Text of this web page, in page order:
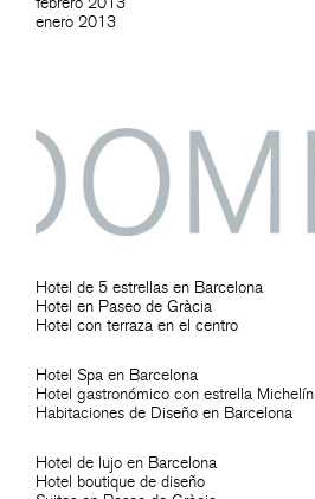
enero 2013
Hotel de 5 estrellas en Barcelona
Hotel en Paseo de Gràcia
Hotel con terraza en el centro
Hotel Spa en Barcelona
Hotel gastronómico con estrella Michelín
Habitaciones de Diseño en Barcelona
Hotel de lujo en Barcelona
Hotel boutique de diseño